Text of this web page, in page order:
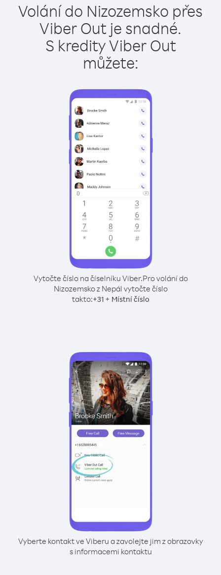
Volání do Nizozemsko přes
Viber Out je snadné.
S kredity Viber Out
můžete:
Vytočte číslo na číselníku Viber.Pro volání do
Nizozemsko z Nepál vytočte číslo
takto:+31+ Místní číslo
Vyberte kontakt ve Viberu a zavolejte jim z obrazovky
s informacemi kontaktu